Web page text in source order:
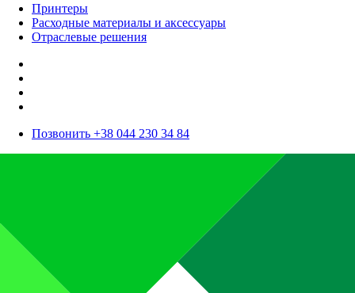
Принтеры
Расходные материалы и аксессуары
Отраслевые решения
Позвонить +38 044 230 34 84